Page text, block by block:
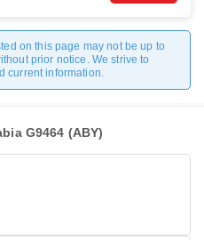
on this page may not be up to
prior notice. We strive to
current information.
G9464 (ABY)